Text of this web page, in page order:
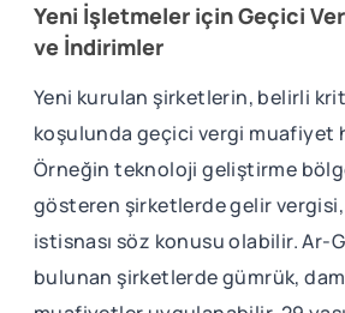
Yeni İşletmeler için Geçici
ve İndirimler
Yeni kurulan şirketlerin, belirli
koşulunda geçici vergi muafiyet
Örneğin teknoloji geliştirme
gösteren şirketlerde gelir
istisnası söz konusu olabilir. Ar-
bulunan şirketlerde gümrük,